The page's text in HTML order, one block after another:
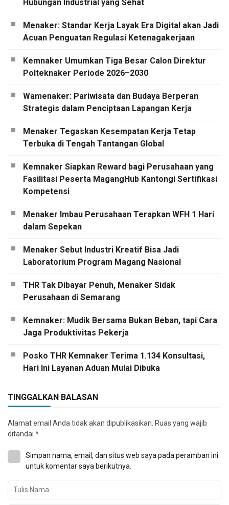
Hubungan Industrial yang Sehat
Menaker: Standar Kerja Layak Era Digital akan Jadi
Acuan Penguatan Regulasi Ketenagakerjaan
Kemnaker Umumkan Tiga Besar Calon Direktur
Polteknaker Periode 2026–2030
Wamenaker: Pariwisata dan Budaya Berperan
Strategis dalam Penciptaan Lapangan Kerja
Menaker Tegaskan Kesempatan Kerja Tetap
Terbuka di Tengah Tantangan Global
Kemnaker Siapkan Reward bagi Perusahaan yang
Fasilitasi Peserta MagangHub Kantongi Sertifikasi
Kompetensi
Menaker Imbau Perusahaan Terapkan WFH 1 Hari
dalam Sepekan
Menaker Sebut Industri Kreatif Bisa Jadi
Laboratorium Program Magang Nasional
THR Tak Dibayar Penuh, Menaker Sidak
Perusahaan di Semarang
Kemnaker: Mudik Bersama Bukan Beban, tapi Cara
Jaga Produktivitas Pekerja
Posko THR Kemnaker Terima 1.134 Konsultasi,
Hari Ini Layanan Aduan Mulai Dibuka
TINGGALKAN BALASAN
Alamat email Anda tidak akan dipublikasikan. Ruas yang wajib
ditandai *
Simpan nama, email, dan situs web saya pada peramban ini
untuk komentar saya berikutnya.